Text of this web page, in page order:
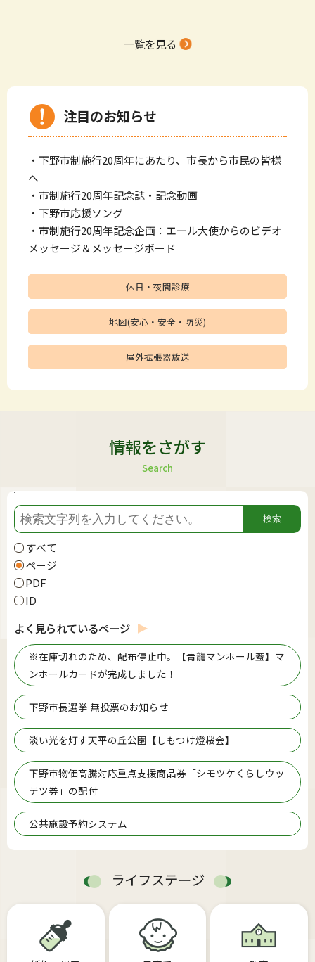
一覧を見る
注目のお知らせ
・ 下野市制施行20周年にあたり、市長から市民の皆様
へ
・ 市制施行20周年記念誌・記念動画
・ 下野市応援ソング
・ 市制施行20周年記念企画：エール大使からのビデオ
メッセージ＆メッセージボード
休日・夜間診療
地図(安心・安全・防災)
屋外拡張器放送
情報をさがす
Search
すべて
ページ
PDF
ID
よく見られているページ
※在庫切れのため、配布停止中。【青龍マンホール蓋】マ
ンホールカードが完成しました！
下野市長選挙 無投票のお知らせ
淡い光を灯す天平の丘公園【しもつけ燈桜会】
下野市物価高騰対応重点支援商品券「シモツケくらしウッ
テツ券」の配付
公共施設予約システム
ライフステージ